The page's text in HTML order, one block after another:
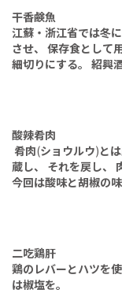
干香鹸魚
江蘇・浙江省では冬
させ、
保存食として
細切りにする。 紹興
酸辣肴肉
肴肉(ショウルウ)と
蔵し、
それを戻し、
今回は酸味と胡椒の
二吃鶏肝
鶏のレバーとハツを
は椒塩を。